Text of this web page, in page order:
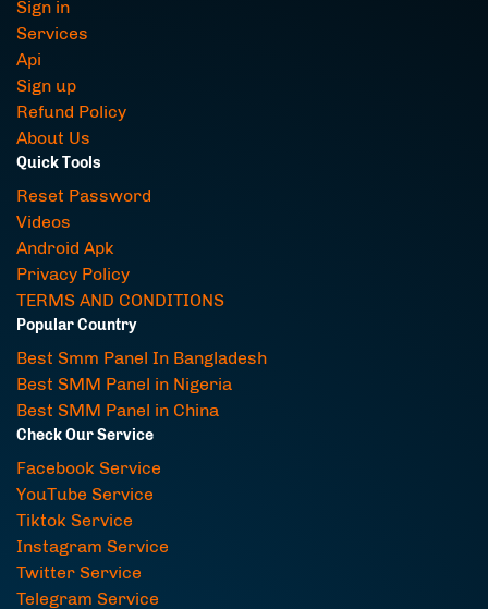
Sign in
Services
Api
Sign up
Refund Policy
About Us
Quick Tools
Reset Password
Videos
Android Apk
Privacy Policy
TERMS AND CONDITIONS
Popular Country
Best Smm Panel In Bangladesh
Best SMM Panel in Nigeria
Best SMM Panel in China
Check Our Service
Facebook Service
YouTube Service
Tiktok Service
Instagram Service
Twitter Service
Telegram Service